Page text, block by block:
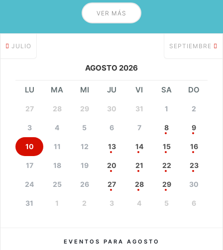
VER MÁS
JULIO
AGOSTO 2026
SEPTIEMBRE
LU MA MI JU VI SA DO
27 28 29 30 31 1 2
3 4 5 6 7 8 9
10 11 12 13 14 15 16
17 18 19 20 21 22 23
24 25 26 27 28 29 30
31 1 2 3 4 5 6
EVENTOS PARA AGOSTO